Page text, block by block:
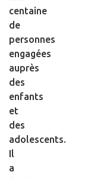
centaine
de
personnes
engagées
auprès
des
enfants
et
des
adolescents.
Il
a